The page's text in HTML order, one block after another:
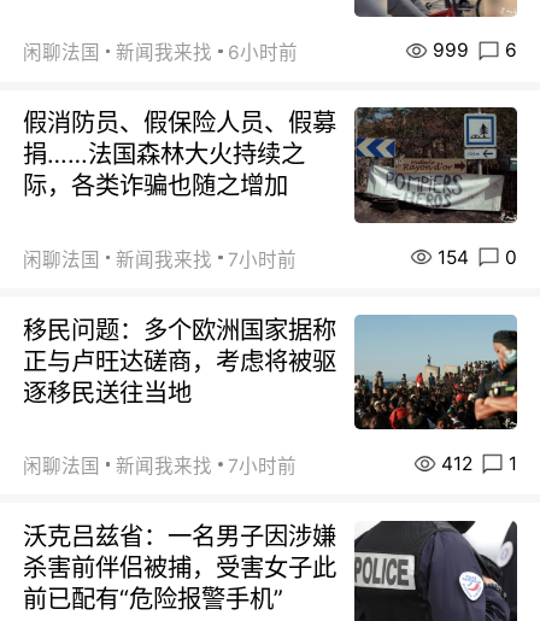
闲聊法国 新闻我来找 6小时前 999 6
假消防员、假保险人员、假募
捐……法国森林大火持续之
际，各类诈骗也随之增加
闲聊法国 新闻我来找 7小时前 154 0
移民问题：多个欧洲国家据称
正与卢旺达磋商，考虑将被驱
逐移民送往当地
闲聊法国 新闻我来找 7小时前 412 1
沃克吕兹省：一名男子因涉嫌
杀害前伴侣被捕，受害女子此
前已配有“危险报警手机”